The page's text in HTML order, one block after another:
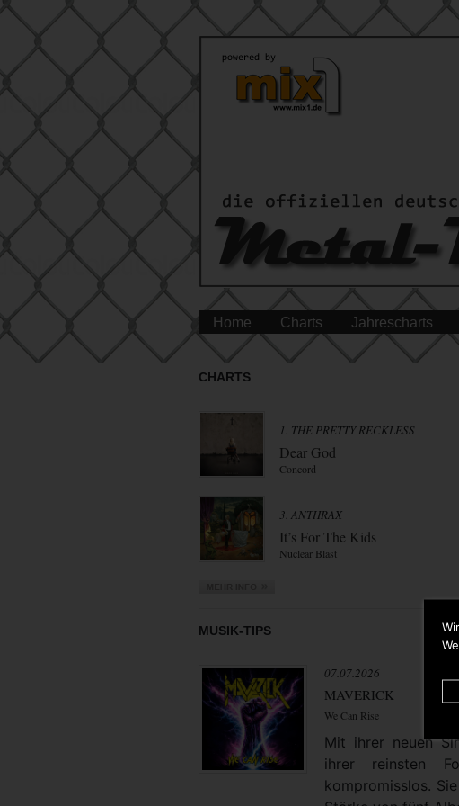
Home Charts Jahrescharts
CHARTS
1. THE PRETTY RECKLESS
Dear God
Concord
3. ANTHRAX
It’s For The Kids
Nuclear Blast
MUSIK-TIPS
07.07.2026
MAVERICK
We Can Rise
Mit ihrer neuen
ihrer reinsten
kompromisslos.